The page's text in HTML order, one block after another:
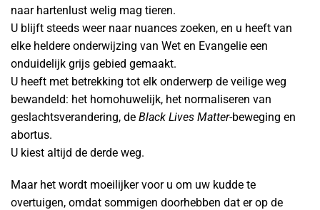
naar hartenlust welig mag tieren.
U blijft steeds weer naar nuances zoeken, en u heeft van
elke heldere onderwijzing van Wet en Evangelie een
onduidelijk grijs gebied gemaakt.
U heeft met betrekking tot elk onderwerp de veilige weg
bewandeld: het homohuwelijk, het normaliseren van
geslachtsverandering, de Black Lives Matter-beweging en
abortus.
U kiest altijd de derde weg.
Maar het wordt moeilijker voor u om uw kudde te
overtuigen, omdat sommigen doorhebben dat er op de